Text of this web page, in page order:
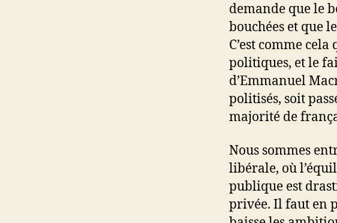
demande que le
bouchées et que
C’est comme
politiques, et le
d’Emmanuel
politisés, soit
majorité de
Nous sommes
libérale, où
publique est
privée. Il faut en